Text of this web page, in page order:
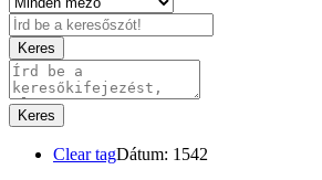
Keres
Keres
Clear tagDátum: 1542